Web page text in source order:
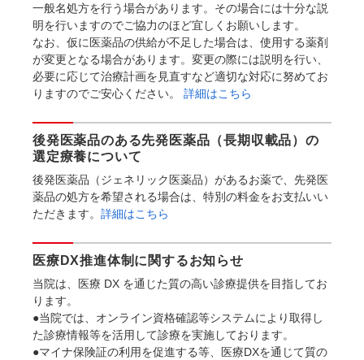
一般名処方を行う場合があります。その場合には十分な説
明を行いますのでご協力のほど宜しくお願いします。
なお、仮に医薬品の供給が不足した場合は、使用する薬剤
が変更となる場合があります。変更の際には説明を行い、
必要に応じて治療計画を見直すなど適切な対応に努めてお
りますのでご安心ください。 詳細はこちら
後発医薬品のある先発医薬品（長期収載品）の
選定療養について
後発医薬品（ジェネリック医薬品）があるお薬で、先発医
薬品の処方を希望される場合は、特別の料金をお支払いい
ただきます。 詳細はこちら
医療DX推進体制に関するお知らせ
当院は、医療 DX を通じた質の高い診療提供を目指してお
ります。
●当院では、オンライン資格確認等システムにより取得し
た診療情報等を活用して診療を実施しております。
●マイナ保険証の利用を促進する等、医療DXを通じて質の